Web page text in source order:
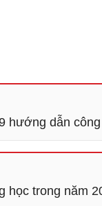
hướng dẫn
học trong năm